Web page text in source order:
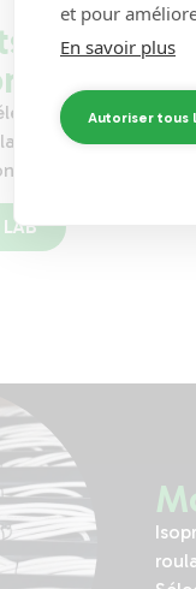
issus de
auprès
fiabilité et la
:
et pour
En savoir plus
Autoriser tous